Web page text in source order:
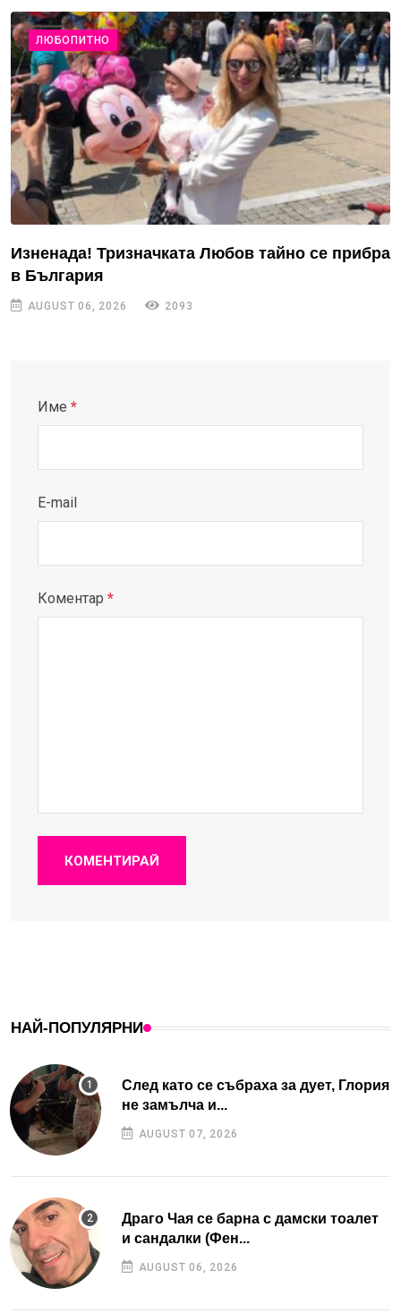
ЛЮБОПИТНО
Изненада! Тризначката Любов тайно се прибра
в България
AUGUST 06, 2026 2093
Име *
E-mail
Коментар *
КОМЕНТИРАЙ
НАЙ-ПОПУЛЯРНИ
След като се събраха за дует, Глория
не замълча и...
AUGUST 07, 2026
Драго Чая се барна с дамски тоалет
и сандалки (Фен...
AUGUST 06, 2026